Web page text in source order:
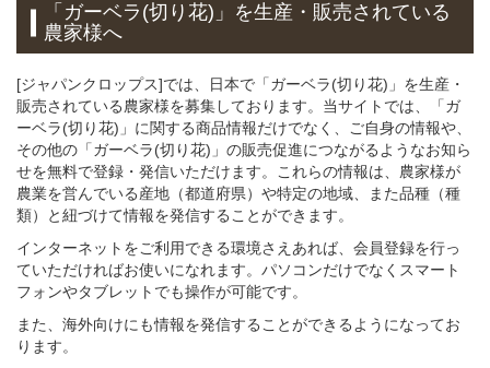
「ガーベラ(切り花)」を生産・販売されている
農家様へ
[ジャパンクロップス]では、日本で「ガーベラ(切り花)」を生産・
販売されている農家様を募集しております。当サイトでは、「ガ
ーベラ(切り花)」に関する商品情報だけでなく、ご自身の情報や、
その他の「ガーベラ(切り花)」の販売促進につながるようなお知ら
せを無料で登録・発信いただけます。これらの情報は、農家様が
農業を営んでいる産地（都道府県）や特定の地域、また品種（種
類）と紐づけて情報を発信することができます。
インターネットをご利用できる環境さえあれば、会員登録を行っ
ていただければお使いになれます。パソコンだけでなくスマート
フォンやタブレットでも操作が可能です。
また、海外向けにも情報を発信することができるようになってお
ります。